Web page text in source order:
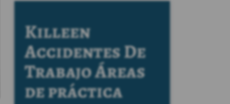
Killeen
Accidentes De
TrabajoÁreas
de práctica